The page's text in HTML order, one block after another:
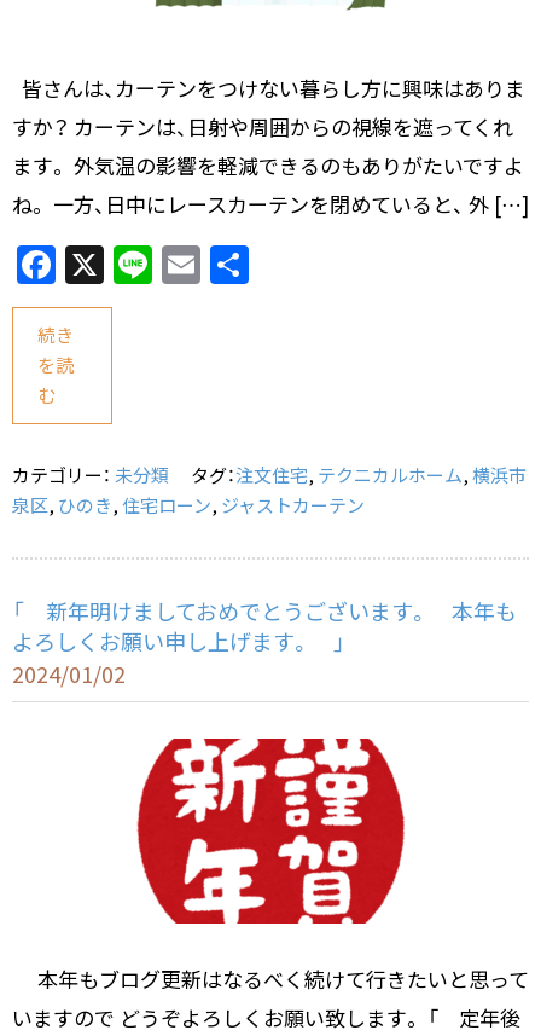
皆さんは、カーテンをつけない暮らし方に興味はありま
すか？ カーテンは、日射や周囲からの視線を遮ってくれ
ます。 外気温の影響を軽減できるのもありがたいですよ
ね。 一方、日中にレースカーテンを閉めていると、 外 […]
F
a
c
e
b
o
o
X Li
n
E
m
続き
を読
む
カテゴリー： 未分類 タグ：注文住宅, テクニカルホーム,横浜市
泉区, ひのき,住宅ローン, ジャストカーテン
「 新年明けましておめでとうございます。 本年も
よろしくお願い申し上げます。 」
2024/01/02
本年もブログ更新はなるべく続けて行きたいと思って
いますので どうぞよろしくお願い致します。 「 定年後